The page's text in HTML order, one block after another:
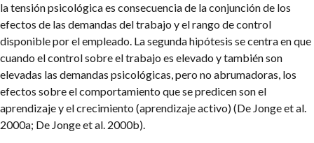
la tensión psicológica es consecuencia de la conjunción de los
efectos de las demandas del trabajo y el rango de control
disponible por el empleado. La segunda hipótesis se centra en que
cuando el control sobre el trabajo es elevado y también son
elevadas las demandas psicológicas, pero no abrumadoras, los
efectos sobre el comportamiento que se predicen son el
aprendizaje y el crecimiento (aprendizaje activo) (De Jonge et al.
2000a; De Jonge et al. 2000b).